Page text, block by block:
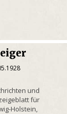
und
für
Holstein,